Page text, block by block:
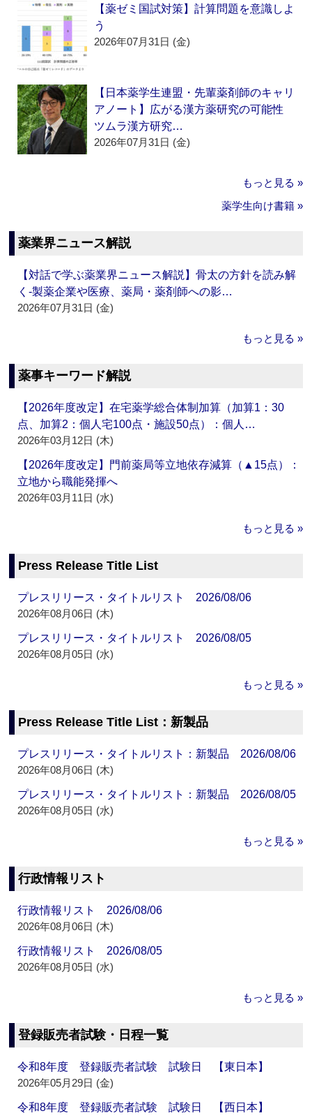
【薬ゼミ国試対策】計算問題を意識しよ
う
2026年07月31日 (金)
【日本薬学生連盟・先輩薬剤師のキャリ
アノート】広がる漢方薬研究の可能性
ツムラ漢方研究…
2026年07月31日 (金)
もっと見る »
薬学生向け書籍 »
薬業界ニュース解説
【対話で学ぶ薬業界ニュース解説】骨太の方針を読み解
く‐製薬企業や医療、薬局・薬剤師への影…
2026年07月31日 (金)
もっと見る »
薬事キーワード解説
【2026年度改定】在宅薬学総合体制加算（加算1：30
点、加算2：個人宅100点・施設50点）：個人…
2026年03月12日 (木)
【2026年度改定】門前薬局等立地依存減算（▲15点）：
立地から職能発揮へ
2026年03月11日 (水)
もっと見る »
Press Release Title List
プレスリリース・タイトルリスト 2026/08/06
2026年08月06日 (木)
プレスリリース・タイトルリスト 2026/08/05
2026年08月05日 (水)
もっと見る »
Press Release Title List：新製品
プレスリリース・タイトルリスト：新製品 2026/08/06
2026年08月06日 (木)
プレスリリース・タイトルリスト：新製品 2026/08/05
2026年08月05日 (水)
もっと見る »
行政情報リスト
行政情報リスト 2026/08/06
2026年08月06日 (木)
行政情報リスト 2026/08/05
2026年08月05日 (水)
もっと見る »
登録販売者試験・日程一覧
令和8年度 登録販売者試験 試験日 【東日本】
2026年05月29日 (金)
令和8年度 登録販売者試験 試験日 【西日本】